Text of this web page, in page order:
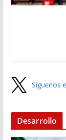
Síguenos
Desarrollo